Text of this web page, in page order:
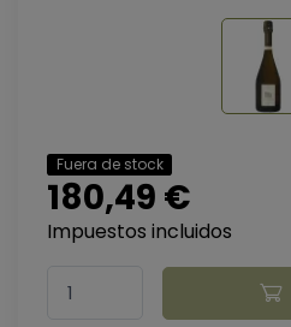
Fuera de stock
180,49 €
Impuestos incluidos